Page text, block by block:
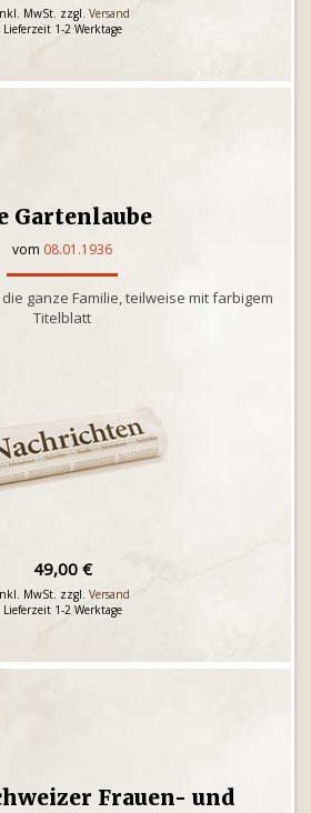
MwSt. zzgl. Versand
Lieferzeit 1-2 Werktage
Gartenlaube
vom 08.01.1936
ganze Familie, teilweise mit farbigem
Titelblatt
49,00 €
MwSt. zzgl. Versand
Lieferzeit 1-2 Werktage
Frauen- und